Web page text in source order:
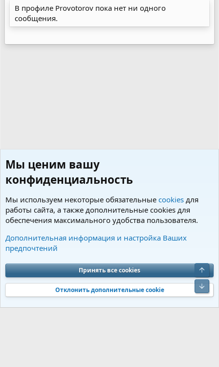
В профиле Provotorov пока нет ни одного
сообщения.
Пользователи
Cookies Charm by DCom
Обратная связь
Условия и правила
Политика конфиденциальности
Помощь
S
S
Community platform by XenForo® © 2010-2026 XenForo Ltd. Перевод от
Jumuro®|Media embeds via s9e/MediaSites
Мы ценим вашу
конфиденциальность
Мы используем некоторые обязательные cookies для
работы сайта, а также дополнительные cookies для
обеспечения максимального удобства пользователя.
Дополнительная информация и настройка Ваших
предпочтений
Принять все cookies
Отклонить дополнительные cookie
Верх
Низ